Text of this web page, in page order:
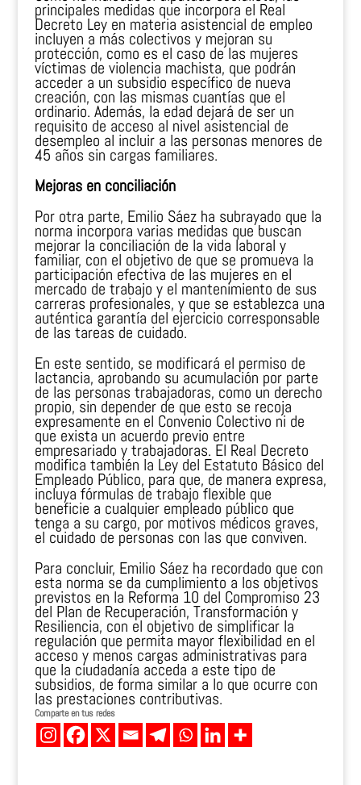
principales medidas que incorpora el Real
Decreto Ley en materia asistencial de empleo
incluyen a más colectivos y mejoran su
protección, como es el caso de las mujeres
víctimas de violencia machista, que podrán
acceder a un subsidio específico de nueva
creación, con las mismas cuantías que el
ordinario. Además, la edad dejará de ser un
requisito de acceso al nivel asistencial de
desempleo al incluir a las personas menores de
45 años sin cargas familiares.
Mejoras en conciliación
Por otra parte, Emilio Sáez ha subrayado que la
norma incorpora varias medidas que buscan
mejorar la conciliación de la vida laboral y
familiar, con el objetivo de que se promueva la
participación efectiva de las mujeres en el
mercado de trabajo y el mantenimiento de sus
carreras profesionales, y que se establezca una
auténtica garantía del ejercicio corresponsable
de las tareas de cuidado.
En este sentido, se modificará el permiso de
lactancia, aprobando su acumulación por parte
de las personas trabajadoras, como un derecho
propio, sin depender de que esto se recoja
expresamente en el Convenio Colectivo ni de
que exista un acuerdo previo entre
empresariado y trabajadoras. El Real Decreto
modifica también la Ley del Estatuto Básico del
Empleado Público, para que, de manera expresa,
incluya fórmulas de trabajo flexible que
beneficie a cualquier empleado público que
tenga a su cargo, por motivos médicos graves,
el cuidado de personas con las que conviven.
Para concluir, Emilio Sáez ha recordado que con
esta norma se da cumplimiento a los objetivos
previstos en la Reforma 10 del Compromiso 23
del Plan de Recuperación, Transformación y
Resiliencia, con el objetivo de simplificar la
regulación que permita mayor flexibilidad en el
acceso y menos cargas administrativas para
que la ciudadanía acceda a este tipo de
subsidios, de forma similar a lo que ocurre con
las prestaciones contributivas.
Comparte en tus redes